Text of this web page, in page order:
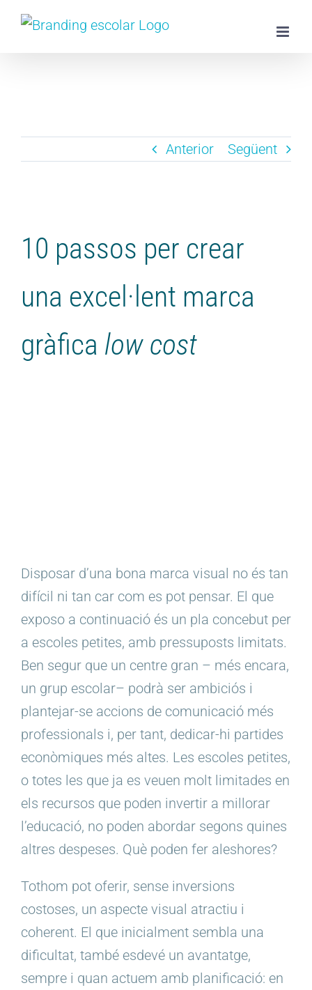
Skip
Anterior Següent
Larger
Image
10 passos per crear
una excel·lent marca
gràfica low cost
Disposar d’una bona marca visual no és tan
difícil ni tan car com es pot pensar. El que
exposo a continuació és un pla concebut per
a escoles petites, amb pressuposts limitats.
Ben segur que un centre gran – més encara,
un grup escolar– podrà ser ambiciós i
plantejar-se accions de comunicació més
professionals i, per tant, dedicar-hi partides
econòmiques més altes. Les escoles petites,
o totes les que ja es veuen molt limitades en
els recursos que poden invertir a millorar
l’educació, no poden abordar segons quines
altres despeses. Què poden fer aleshores?
Tothom pot oferir, sense inversions
costoses, un aspecte visual atractiu i
coherent. El que inicialment sembla una
dificultat, també esdevé un avantatge,
sempre i quan actuem amb planificació: en